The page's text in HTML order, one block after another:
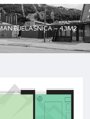
BJELAŠNICA – 43M2